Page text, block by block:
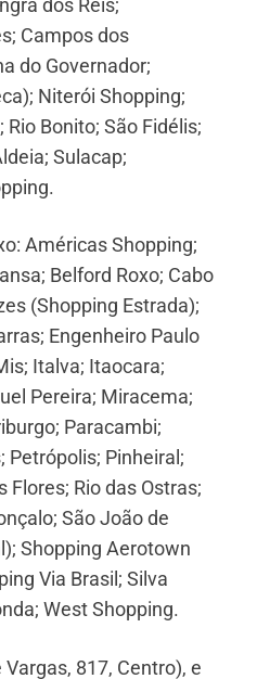
dos Reis;
Campos dos
do Governador;
Niterói Shopping;
Bonito; São Fidélis;
Sulacap;
Américas Shopping;
Belford Roxo; Cabo
(Shopping Estrada);
Engenheiro Paulo
Italva; Itaocara;
Pereira; Miracema;
Paracambi;
Petrópolis; Pinheiral;
Flores; Rio das Ostras;
São João de
Shopping Aerotown
Via Brasil; Silva
West Shopping.
817, Centro), e